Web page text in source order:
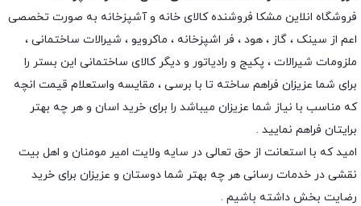
فروشگاه انلاین مشکا فروشنده کالای خانه و آشپزخانه به صورت تخصصی
اعم از سینک ، گاز ، هود ، فر اشپزخانه ، ماکرویو ، شیرالات ساختمانی ،
ملزومات شیرالات ، پکیج و رادیاتور و دیگر کالای ساختمانی این بستر را
برای شما عزیزان فراهم ساخته تا با برسی ، مقایسه واستعلام قیمت انچه
که مناسب با نیاز شما عزیزان میباشد را برای خرید اسان و هر چه بهتر
برایتان فراهم نمایید .
امید که با استعانت از حق تعالی در سایه ولایت امیر مومنان و اهل بیت
نقشی در خدمات رسانی هر چه بهتر شما دوستان و عزیزان برای خرید
رضایت بخش داشته باشیم .